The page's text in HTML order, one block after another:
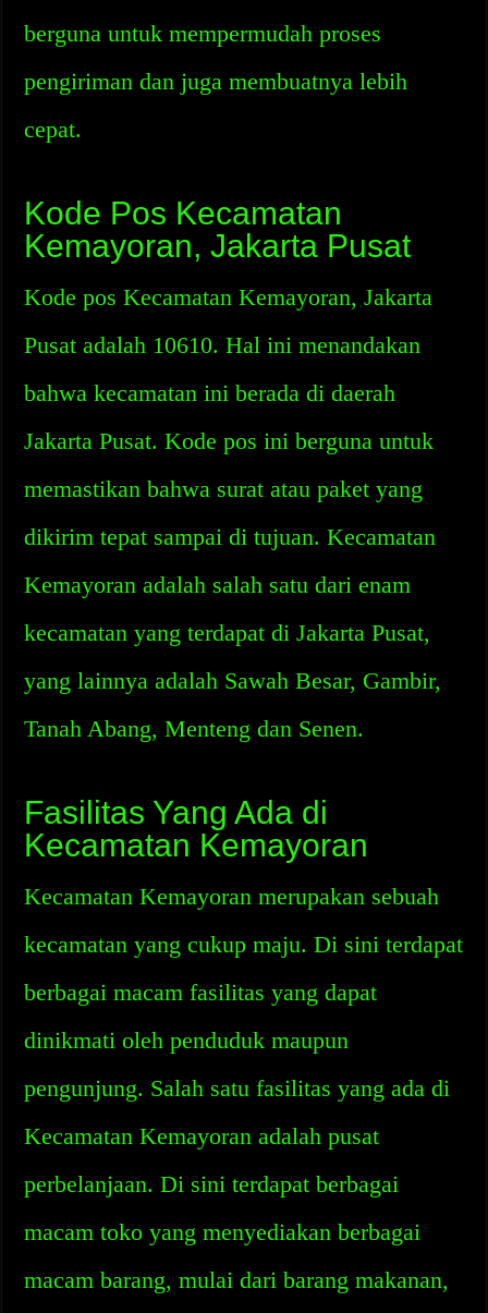
berguna untuk mempermudah proses
pengiriman dan juga membuatnya lebih
cepat.
Kode Pos Kecamatan
Kemayoran, Jakarta Pusat
Kode pos Kecamatan Kemayoran, Jakarta
Pusat adalah 10610. Hal ini menandakan
bahwa kecamatan ini berada di daerah
Jakarta Pusat. Kode pos ini berguna untuk
memastikan bahwa surat atau paket yang
dikirim tepat sampai di tujuan. Kecamatan
Kemayoran adalah salah satu dari enam
kecamatan yang terdapat di Jakarta Pusat,
yang lainnya adalah Sawah Besar, Gambir,
Tanah Abang, Menteng dan Senen.
Fasilitas Yang Ada di
Kecamatan Kemayoran
Kecamatan Kemayoran merupakan sebuah
kecamatan yang cukup maju. Di sini terdapat
berbagai macam fasilitas yang dapat
dinikmati oleh penduduk maupun
pengunjung. Salah satu fasilitas yang ada di
Kecamatan Kemayoran adalah pusat
perbelanjaan. Di sini terdapat berbagai
macam toko yang menyediakan berbagai
macam barang, mulai dari barang makanan,